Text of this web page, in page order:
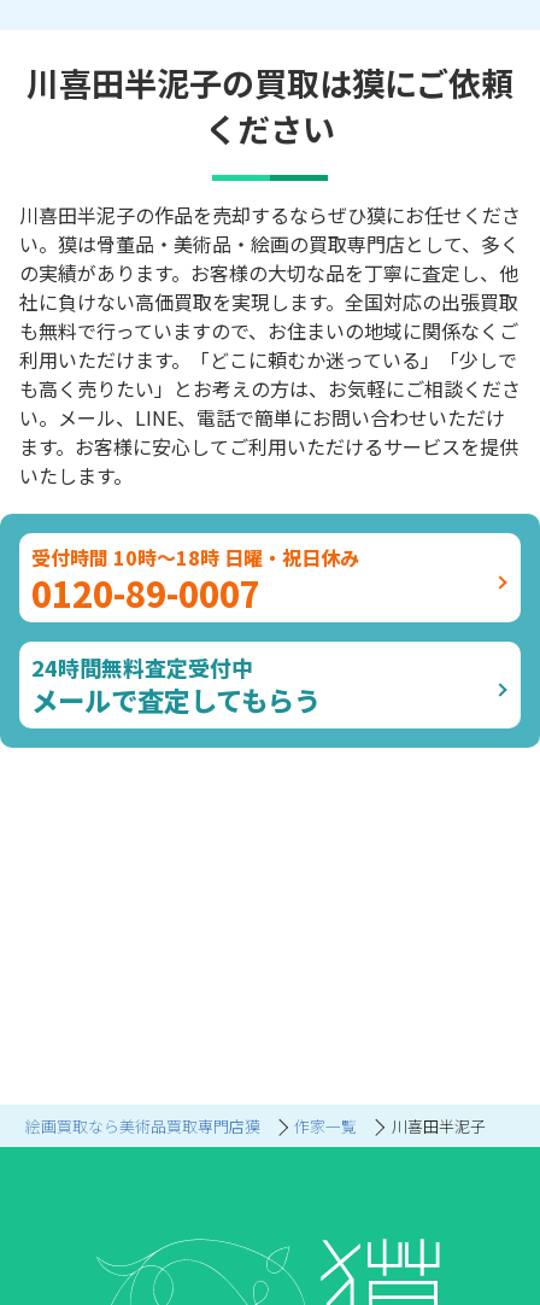
絵画買取なら美術品買取専門店獏 作家一覧 川喜田半泥子
川喜田半泥子の買取は獏にご依頼
ください
川喜田半泥子の作品を売却するならぜひ獏にお任せくださ
い。獏は骨董品・美術品・絵画の買取専門店として、多く
の実績があります。お客様の大切な品を丁寧に査定し、他
社に負けない高価買取を実現します。全国対応の出張買取
も無料で行っていますので、お住まいの地域に関係なくご
利用いただけます。「どこに頼むか迷っている」「少しで
も高く売りたい」とお考えの方は、お気軽にご相談くださ
い。メール、LINE、電話で簡単にお問い合わせいただけ
ます。お客様に安心してご利用いただけるサービスを提供
いたします。
受付時間 10時～18時 日曜・祝日休み
0120-89-0007
24時間無料査定受付中
メールで査定してもらう